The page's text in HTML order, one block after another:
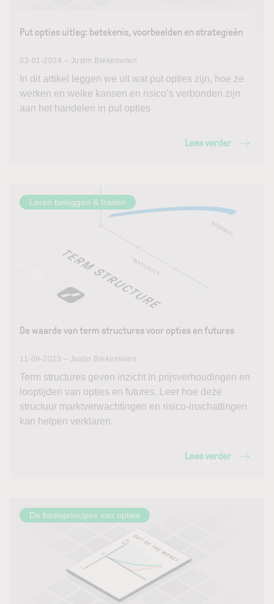
Put opties uitleg: betekenis, voorbeelden en strategieën
02-01-2024 – Justin Blekemolen
In dit artikel leggen we uit wat put opties zijn, hoe ze
werken en welke kansen en risico’s verbonden zijn
aan het handelen in put opties
Lees verder
Leren beleggen & traden
De waarde van term structures voor opties en futures
11-09-2023 – Justin Blekemolen
Term structures geven inzicht in prijsverhoudingen en
looptijden van opties en futures. Leer hoe deze
structuur marktverwachtingen en risico-inschattingen
kan helpen verklaren.
Lees verder
De basisprincipes van opties